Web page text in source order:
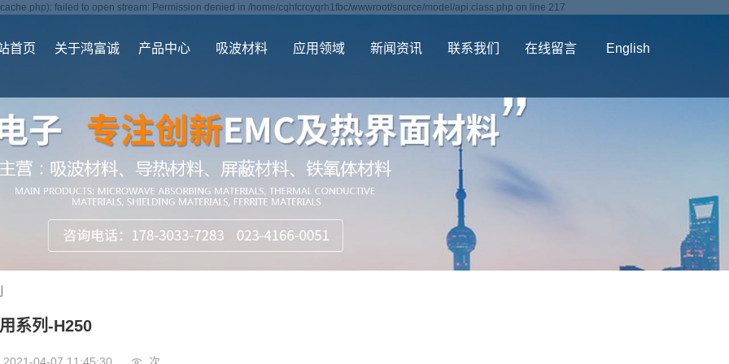
failed to open stream: Permission denied in /home/cqhfcrcyqrh1fbc/wwwroot/source/model/api.class.php on line 217
首页 关于鸿富诚 产品中心 吸波材料 应用领域 新闻资讯 联系我们 在线留言 English
系列-H250